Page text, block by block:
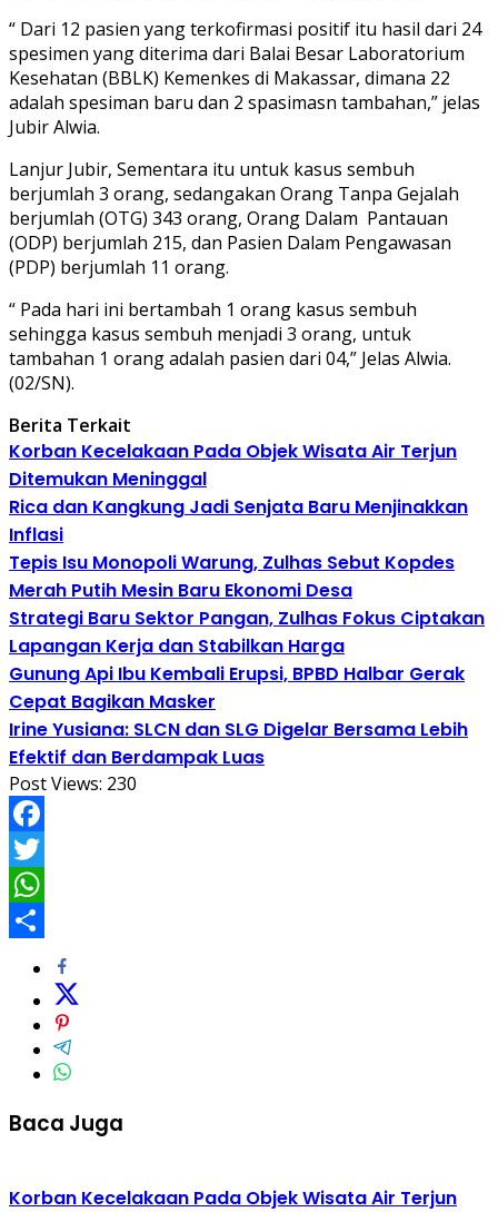
“ Dari 12 pasien yang terkofirmasi positif itu hasil dari 24
spesimen yang diterima dari Balai Besar Laboratorium
Kesehatan (BBLK) Kemenkes di Makassar, dimana 22
adalah spesiman baru dan 2 spasimasn tambahan,” jelas
Jubir Alwia.
Lanjur Jubir, Sementara itu untuk kasus sembuh
berjumlah 3 orang, sedangakan Orang Tanpa Gejalah
berjumlah (OTG) 343 orang, Orang Dalam Pantauan
(ODP) berjumlah 215, dan Pasien Dalam Pengawasan
(PDP) berjumlah 11 orang.
“ Pada hari ini bertambah 1 orang kasus sembuh
sehingga kasus sembuh menjadi 3 orang, untuk
tambahan 1 orang adalah pasien dari 04,” Jelas Alwia.
(02/SN).
Berita Terkait
Korban Kecelakaan Pada Objek Wisata Air Terjun
Ditemukan Meninggal
Rica dan Kangkung Jadi Senjata Baru Menjinakkan
Inflasi
Tepis Isu Monopoli Warung, Zulhas Sebut Kopdes
Merah Putih Mesin Baru Ekonomi Desa
Strategi Baru Sektor Pangan, Zulhas Fokus Ciptakan
Lapangan Kerja dan Stabilkan Harga
Gunung Api Ibu Kembali Erupsi, BPBD Halbar Gerak
Cepat Bagikan Masker
Irine Yusiana: SLCN dan SLG Digelar Bersama Lebih
Efektif dan Berdampak Luas
Post Views: 230
Facebook
Twitter
WhatsApp
Baca Juga
Korban Kecelakaan Pada Objek Wisata Air Terjun